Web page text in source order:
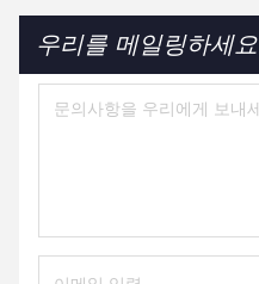
우리를 메일링하세요